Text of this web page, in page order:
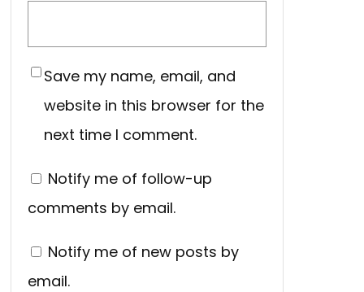
Save my name, email, and
website in this browser for the
next time I comment.
Notify me of follow-up
comments by email.
Notify me of new posts by
email.